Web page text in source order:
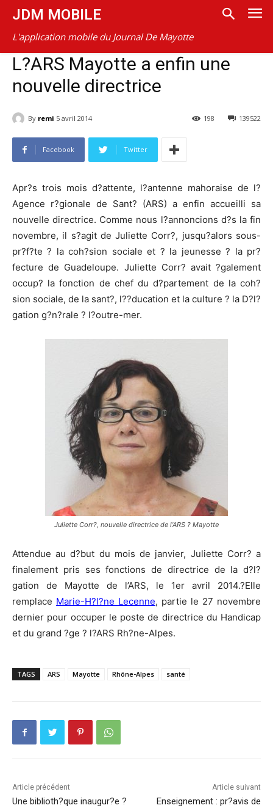
JDM MOBILE
L'application mobile du Journal De Mayotte
L?ARS Mayotte a enfin une
nouvelle directrice
By remi 5 avril 2014 139522
198
Facebook Twitter
Apr?s trois mois d?attente, l?antenne mahoraise de l?
Agence r?gionale de Sant? (ARS) a enfin accueilli sa
nouvelle directrice. Comme nous l?annoncions d?s la fin
novembre, il s?agit de Juliette Corr?, jusqu?alors sous-
pr?f?te ? la coh?sion sociale et ? la jeunesse ? la pr?
fecture de Guadeloupe. Juliette Corr? avait ?galement
occup? la fonction de chef du d?partement de la coh?
sion sociale, de la sant?, l??ducation et la culture ? la D?l?
gation g?n?rale ? l?outre-mer.
Juliette Corr?, nouvelle directrice de l’ARS ? Mayotte
Attendue au d?but du mois de janvier, Juliette Corr? a
finalement pris ses fonctions de directrice de la d?l?
gation de Mayotte de l’ARS, le 1er avril 2014.?Elle
remplace Marie-H?l?ne Lecenne, partie le 27 novembre
dernier pour occuper le poste de directrice du Handicap
et du grand ?ge ? l?ARS Rh?ne-Alpes.
TAGS ARS Mayotte Rhône-Alpes santé
Article précédent
Une biblioth?que inaugur?e ?
Article suivant
Enseignement : pr?avis de